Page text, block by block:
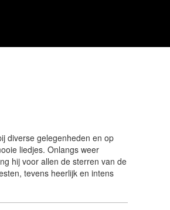
diverse gelegenheden en op
liedjes. Onlangs weer
hij voor allen de sterren van de
tevens heerlijk en intens